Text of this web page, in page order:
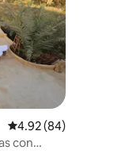
Calificación
4.92 (84)
con